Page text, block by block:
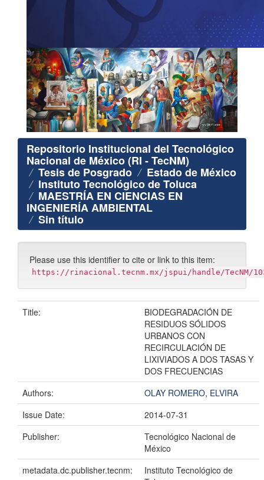
Repositorio Institucional del Tecnológico
Nacional de México (RI - TecNM)
Tesis de Posgrado Estado de México
Instituto Tecnológico de Toluca
MAESTRÍA EN CIENCIAS EN
INGENIERÍA AMBIENTAL
Sin título
Please use this identifier to cite or link to this item:
https://rinacional.tecnm.mx/jspui/handle/TecNM/
Title:
BIODEGRADACIÓN DE
RESIDUOS SÓLIDOS
URBANOS CON
RECIRCULACIÓN DE
LIXIVIADOS A DOS TASAS Y
DOS FRECUENCIAS
Authors:
OLAY ROMERO, ELVIRA
Issue Date:
2014-07-31
Publisher:
Tecnológico Nacional de
México
metadata.dc.publisher.tecnm:
Instituto Tecnológico de